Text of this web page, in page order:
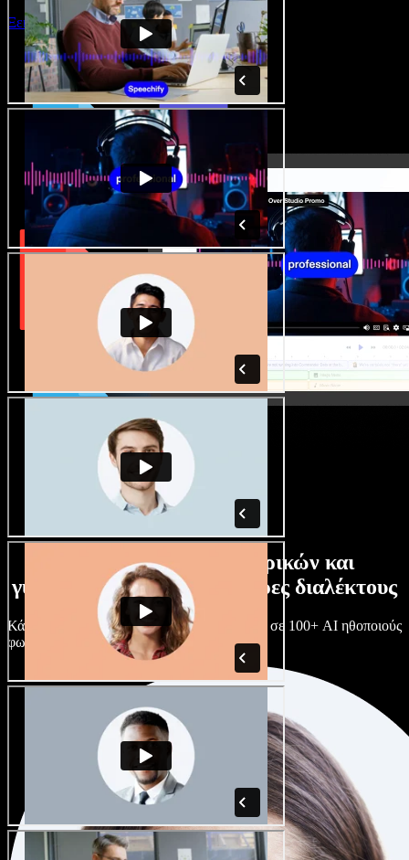
Ξεκινήστε με το Studio
Τεράστια συλλογή ανδρικών και
γυναικείων φωνών με άπειρες διαλέκτους
Κάθε έργο είναι μοναδικό. Διάλεξε ανάμεσα σε 100+ AI ηθοποιούς
φωνής & διαλέκτους και κάν’ τους όπως θες.